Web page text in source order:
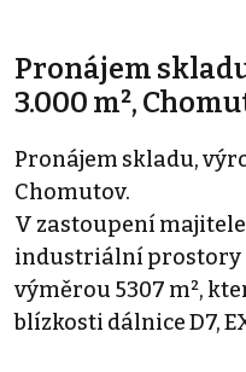
Pronájem
3.000 m²,
Pronájem skladu,
Chomutov.
V zastoupení
industriální prostory
výměrou 5307 m²,
blízkosti dálnice D7,